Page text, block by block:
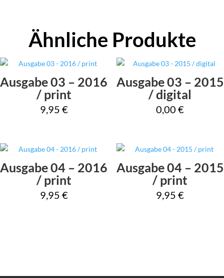
Ähnliche Produkte
Ausgabe 03 – 2016
/ print
9,95 €
Ausgabe 03 – 2015
/ digital
0,00€
Ausgabe 04 – 2016
/ print
9,95 €
Ausgabe 04 – 2015
/ print
9,95€